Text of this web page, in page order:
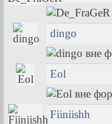
dingo
Eol
Fiiniishh